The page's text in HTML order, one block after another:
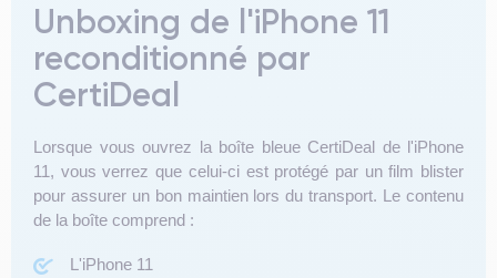
Unboxing de l'iPhone 11
reconditionné par
CertiDeal
Lorsque vous ouvrez la boîte bleue CertiDeal de l'iPhone
11, vous verrez que celui-ci est protégé par un film blister
pour assurer un bon maintien lors du transport. Le contenu
de la boîte comprend :
L'iPhone 11